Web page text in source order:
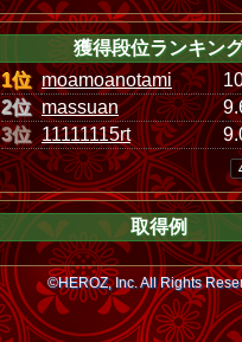
獲得段位ランキン
1位 moamoanotami
2位 massuan
3位 11111115rt
取得例
©HEROZ, Inc. All Rights